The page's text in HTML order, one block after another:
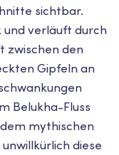
sichtbar.
und verläuft durch
zwischen den
Gipfeln an
Belukha-Fluss
mythischen
diese